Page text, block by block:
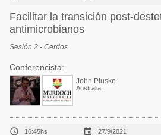
Facilitar la transición post-
antimicrobianos
Sesión 2 - Cerdos
Conferencista:
John Pluske
Australia
 16:45hs  27/9/2021